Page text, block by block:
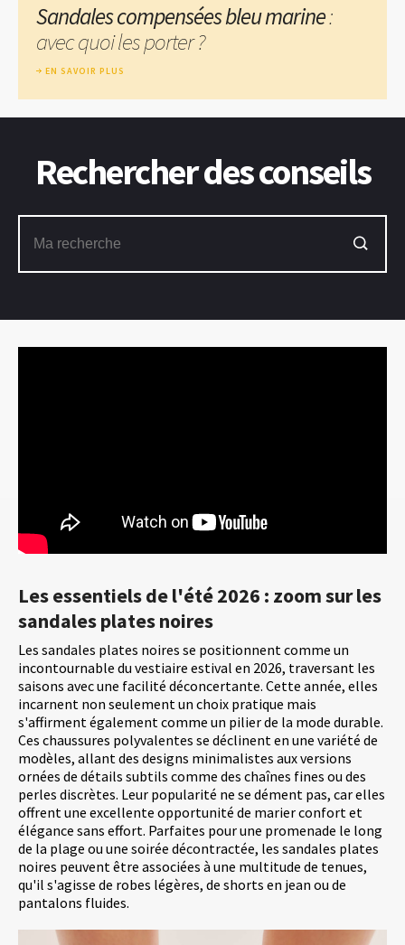
Les essentiels de l'été 2026 : zoom sur les
sandales plates noires
Les sandales plates noires se positionnent comme un
incontournable du vestiaire estival en 2026, traversant les
saisons avec une facilité déconcertante. Cette année, elles
incarnent non seulement un choix pratique mais
s'affirment également comme un pilier de la mode durable.
Ces chaussures polyvalentes se déclinent en une variété de
modèles, allant des designs minimalistes aux versions
ornées de détails subtils comme des chaînes fines ou des
perles discrètes. Leur popularité ne se dément pas, car elles
offrent une excellente opportunité de marier confort et
élégance sans effort. Parfaites pour une promenade le long
de la plage ou une soirée décontractée, les sandales plates
noires peuvent être associées à une multitude de tenues,
qu'il s'agisse de robes légères, de shorts en jean ou de
pantalons fluides.
Sandales compensées bleu marine:
avec quoi les porter ?
EN SAVOIR PLUS
Rechercher des conseils